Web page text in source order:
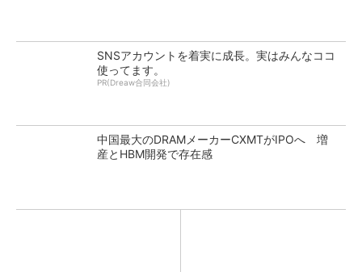
SNSアカウントを着実に成長。実はみんなココ
使ってます。
PR(Dreaw合同会社)
中国最大のDRAMメーカーCXMTがIPOへ 増
産とHBM開発で存在感